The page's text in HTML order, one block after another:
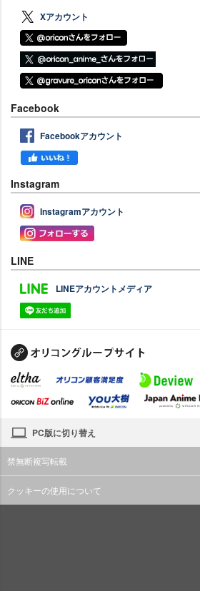
Xアカウント
Facebook
Facebookアカウント
Instagram
Instagramアカウント
LINE
LINEアカウントメディア
PC版に切り替え
禁無断複写転載
クッキーの使用について